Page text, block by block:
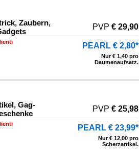
Zaubern,
PVP € 29,90
PEARL € 2,80*
Nur € 1,40 pro
Daumenaufsatz.
Gag-
PVP € 25,98
PEARL € 23,99*
Nur € 12,00 pro
Scherzartikel.